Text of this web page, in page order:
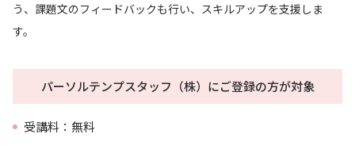
福利厚生
よくあるご質問
う、課題文のフィードバックも行い、スキルアップを支援しま
す。
パーソルテンプスタッフ（株）にご登録の方が対象
受講料：無料